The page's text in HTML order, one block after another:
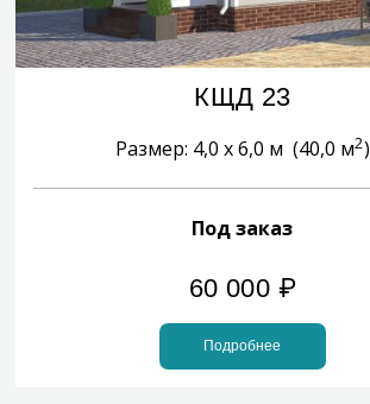
КЩД 23
Размер: 4,0 х 6,0 м (40,0 м2)
Под заказ
60 000 ₽
Подробнее